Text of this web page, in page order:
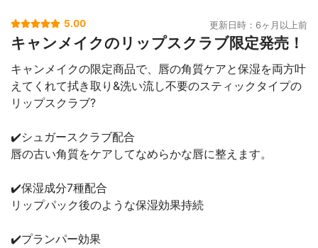
5.00 更新日時：6ヶ月以上前
キャンメイクのリップスクラブ限定発売！
キャンメイクの限定商品で、唇の角質ケアと保湿を両方叶
えてくれて拭き取り&洗い流し不要のスティックタイプの
リップスクラブ?
✔️シュガースクラブ配合
唇の古い角質をケアしてなめらかな唇に整えます。
✔️保湿成分7種配合
リップパック後のような保湿効果持続
✔️プランパー効果